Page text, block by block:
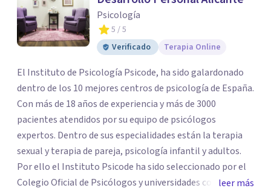
Psicología
5 / 5
Verificado
Terapia Online
El Instituto de Psicología Psicode, ha sido galardonado
dentro de los 10 mejores centros de psicología de España.
Con más de 18 años de experiencia y más de 3000
pacientes atendidos por su equipo de psicólogos
expertos. Dentro de sus especialidades están la terapia
sexual y terapia de pareja, psicología infantil y adultos.
Por ello el Instituto Psicode ha sido seleccionado por el
Colegio Oficial de Psicólogos y universidades como laleer más